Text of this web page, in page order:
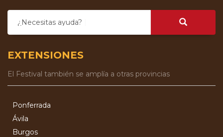
¿Necesitas ayuda?
EXTENSIONES
El Festival también se amplía a otras provincias
Ponferrada
Ávila
Burgos